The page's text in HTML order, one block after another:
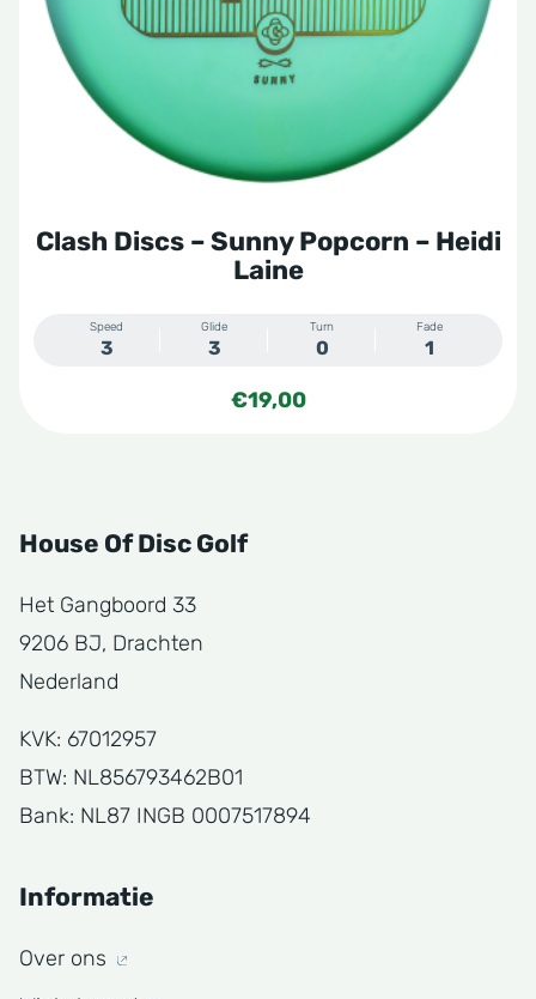
Clash Discs – Sunny Popcorn – Heidi
Laine
Speed
3
Glide
3
Turn
0
Fade
1
€19,00
kan
gekozen
worden
House Of Disc Golf
Het Gangboord 33
9206 BJ, Drachten
Nederland
KVK: 67012957
BTW: NL856793462B01
Bank: NL87 INGB 0007517894
Informatie
Over ons